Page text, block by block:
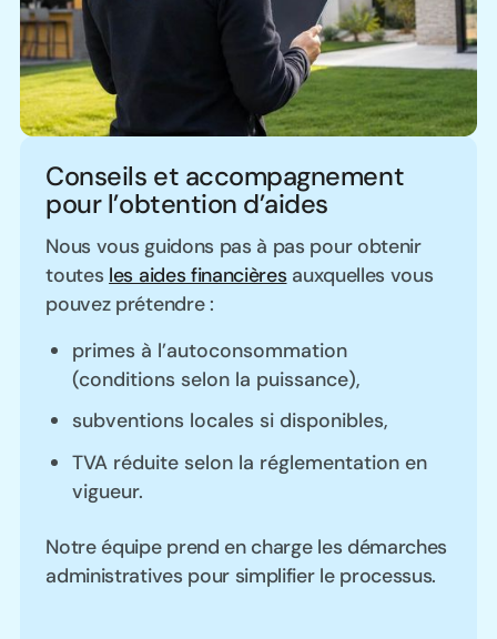
Conseils et accompagnement
pour l’obtention d’aides
Nous vous guidons pas à pas pour obtenir
toutes les aides financièresauxquelles vous
pouvez prétendre :
primes à l’autoconsommation
(conditions selon la puissance),
subventions locales si disponibles,
TVA réduite selon la réglementation en
vigueur.
Notre équipe prend en charge les démarches
administratives pour simplifier le processus.